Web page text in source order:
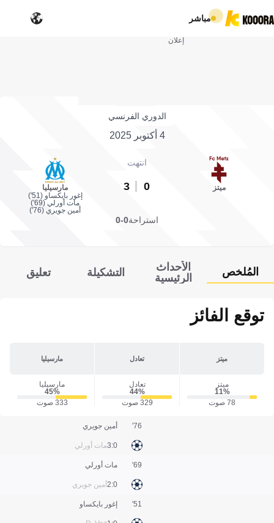
مباشر
إعلان
الدوري الفرنسي
4 أكتوبر 2025
ميتز
انتهت
0
3
مارسيليا
إغور بايكساو (51')
مات أورلي (69')
أمين جويري (76')
استراحة0-0
المُلخص
الأحداث
الرئيسية
التشكيلة تعليق
توقع الفائز
ميتز تعادل مارسيليا
ميتز
11‎%‎
78 صوت
تعادل
44‎%‎
329 صوت
مارسيليا
45‎%‎
333 صوت
أمين جويري
مات أورلي0:3
76'
مات أورلي
أمين جويري 0:2
69'
إغور بايكساو 51'